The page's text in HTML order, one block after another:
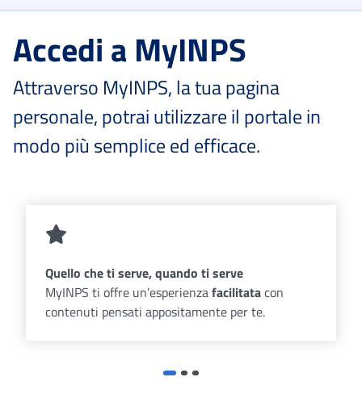
Accedi a MyINPS
Attraverso MyINPS, la tua pagina
personale, potrai utilizzare il portale in
modo più semplice ed efficace.
Quello che ti serve, quando ti serve
MyINPS ti offre un’esperienzafacilitatacon
contenuti pensati appositamente per te.